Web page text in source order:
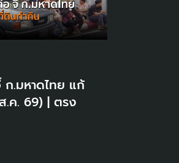
.มหาดไทย แก้
ค. 69) | ตรง